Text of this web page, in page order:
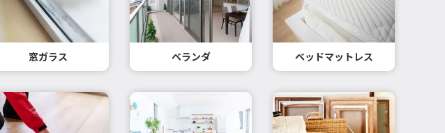
窓ガラス ベランダ ベッドマットレス